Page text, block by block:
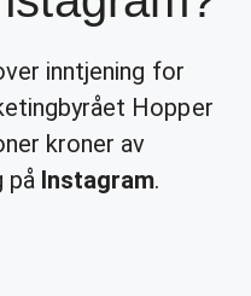
inntjening for
Hopper
kroner av
på Instagram.